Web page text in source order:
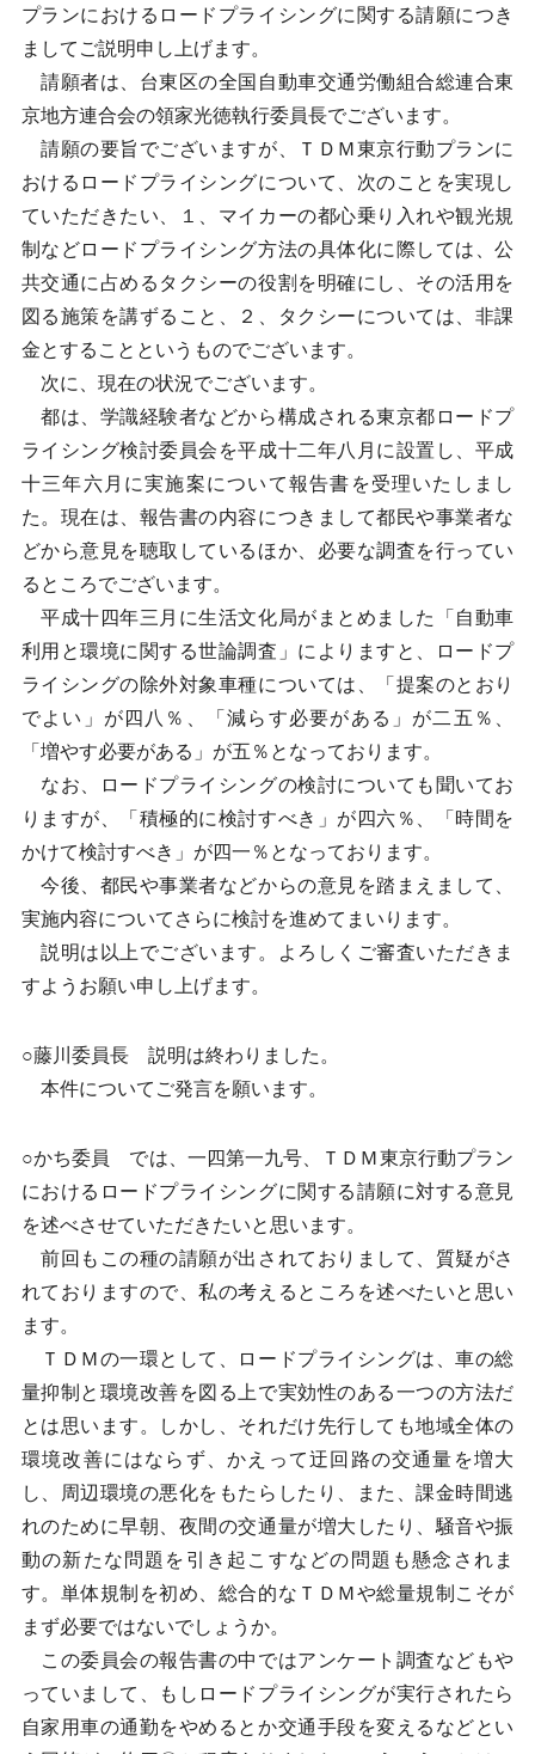
プランにおけるロードプライシングに関する請願につき
ましてご説明申し上げます。
請願者は、台東区の全国自動車交通労働組合総連合東
京地方連合会の領家光徳執行委員長でございます。
請願の要旨でございますが、ＴＤＭ東京行動プランに
おけるロードプライシングについて、次のことを実現し
ていただきたい、１、マイカーの都心乗り入れや観光規
制などロードプライシング方法の具体化に際しては、公
共交通に占めるタクシーの役割を明確にし、その活用を
図る施策を講ずること、２、タクシーについては、非課
金とすることというものでございます。
次に、現在の状況でございます。
都は、学識経験者などから構成される東京都ロードプ
ライシング検討委員会を平成十二年八月に設置し、平成
十三年六月に実施案について報告書を受理いたしまし
た。現在は、報告書の内容につきまして都民や事業者な
どから意見を聴取しているほか、必要な調査を行ってい
るところでございます。
平成十四年三月に生活文化局がまとめました「自動車
利用と環境に関する世論調査」によりますと、ロードプ
ライシングの除外対象車種については、「提案のとおり
でよい」が四八％、「減らす必要がある」が二五％、
「増やす必要がある」が五％となっております。
なお、ロードプライシングの検討についても聞いてお
りますが、「積極的に検討すべき」が四六％、「時間を
かけて検討すべき」が四一％となっております。
今後、都民や事業者などからの意見を踏まえまして、
実施内容についてさらに検討を進めてまいります。
説明は以上でございます。よろしくご審査いただきま
すようお願い申し上げます。
○藤川委員長 説明は終わりました。
本件についてご発言を願います。
○かち委員 では、一四第一九号、ＴＤＭ東京行動プラン
におけるロードプライシングに関する請願に対する意見
を述べさせていただきたいと思います。
前回もこの種の請願が出されておりまして、質疑がさ
れておりますので、私の考えるところを述べたいと思い
ます。
ＴＤＭの一環として、ロードプライシングは、車の総
量抑制と環境改善を図る上で実効性のある一つの方法だ
とは思います。しかし、それだけ先行しても地域全体の
環境改善にはならず、かえって迂回路の交通量を増大
し、周辺環境の悪化をもたらしたり、また、課金時間逃
れのために早朝、夜間の交通量が増大したり、騒音や振
動の新たな問題を引き起こすなどの問題も懸念されま
す。単体規制を初め、総合的なＴＤＭや総量規制こそが
まず必要ではないでしょうか。
この委員会の報告書の中ではアンケート調査などもや
っていまして、もしロードプライシングが実行されたら
自家用車の通勤をやめるとか交通手段を変えるなどとい